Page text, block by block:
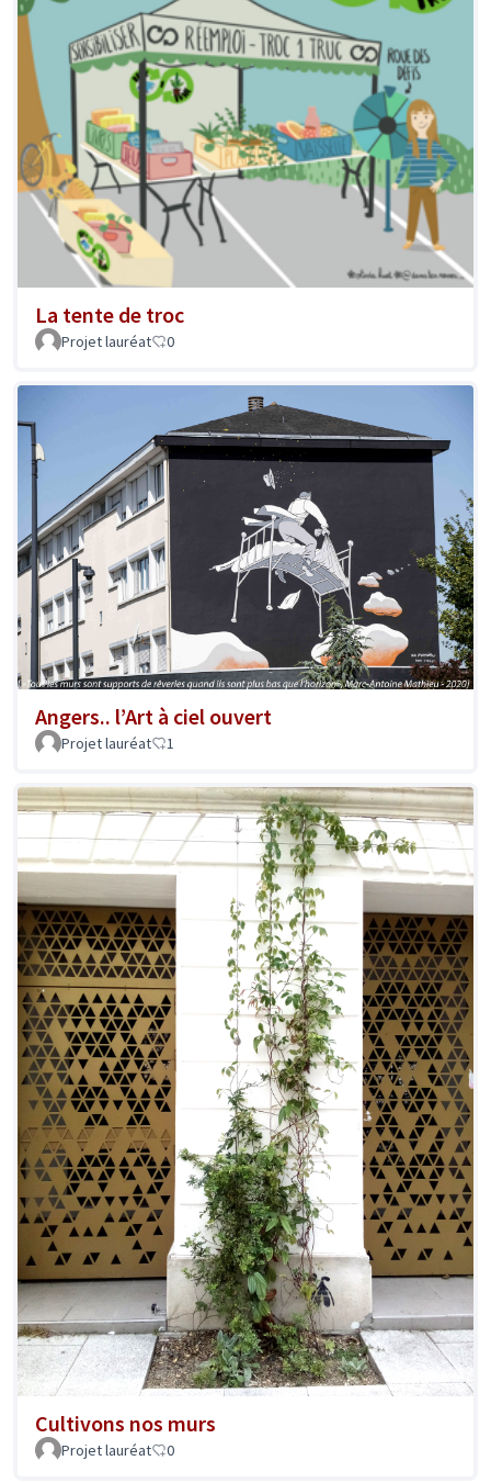
La tente de troc
Projet lauréat 0
Angers.. l’Art à ciel ouvert
Projet lauréat 1
Cultivons nos murs
Projet lauréat 0